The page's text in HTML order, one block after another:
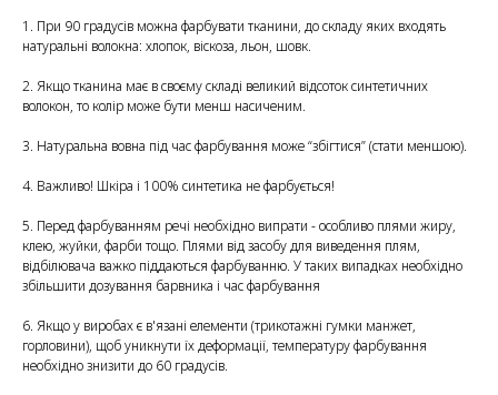
1. При 90 градусів можна фарбувати тканини, до складу яких входять
натуральні волокна: хлопок, віскоза, льон, шовк.
2. Якщо тканина має в своєму складі великий відсоток синтетичних
волокон, то колір може бути менш насиченим.
3. Натуральна вовна під час фарбування може “збігтися” (стати меншою).
4. Важливо! Шкіра і 100% синтетика не фарбується!
5. Перед фарбуванням речі необхідно випрати - особливо плями жиру,
клею, жуйки, фарби тощо. Плями від засобу для виведення плям,
відбілювача важко піддаються фарбуванню. У таких випадках необхідно
збільшити дозування барвника і час фарбування
6. Якщо у виробах є в'язані елементи (трикотажні гумки манжет,
горловини), щоб уникнути їх деформації, температуру фарбування
необхідно знизити до 60 градусів.